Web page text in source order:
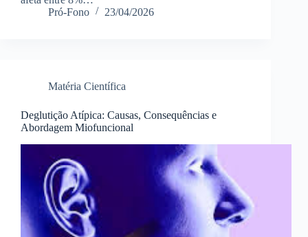
Pró-Fono
23/04/2026
Matéria Científica
Deglutição Atípica: Causas, Consequências e
Abordagem Miofuncional